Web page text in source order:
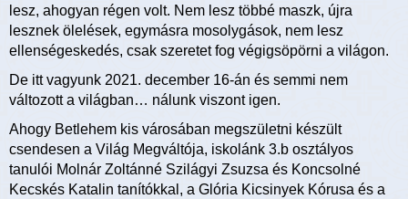
lesz, ahogyan régen volt. Nem lesz többé maszk, újra
lesznek ölelések, egymásra mosolygások, nem lesz
ellenségeskedés, csak szeretet fog végigsöpörni a világon.
De itt vagyunk 2021. december 16-án és semmi nem
változott a világban… nálunk viszont igen.
Ahogy Betlehem kis városában megszületni készült
csendesen a Világ Megváltója, iskolánk 3.b osztályos
tanulói Molnár Zoltánné Szilágyi Zsuzsa és Koncsolné
Kecskés Katalin tanítókkal, a Glória Kicsinyek Kórusa és a